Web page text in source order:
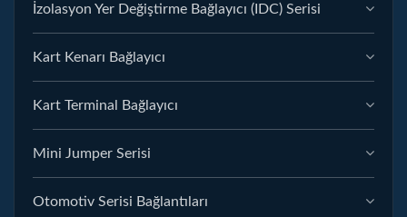
İzolasyon Yer Değiştirme Bağlayıcı (IDC) Serisi
Kart Kenarı Bağlayıcı
Kart Terminal Bağlayıcı
Mini Jumper Serisi
Otomotiv Serisi Bağlantıları